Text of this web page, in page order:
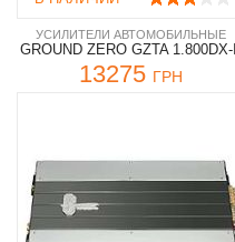
УСИЛИТЕЛИ АВТОМОБИЛЬНЫЕ
GROUND ZERO GZTA 1.800DX-II
13275 ГРН